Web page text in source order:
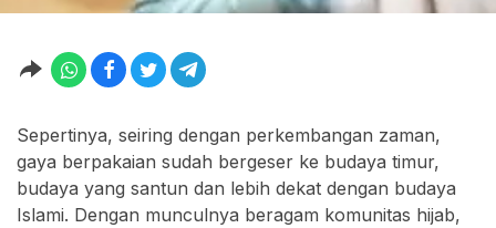
Sepertinya, seiring dengan perkembangan zaman,
gaya berpakaian sudah bergeser ke budaya timur,
budaya yang santun dan lebih dekat dengan budaya
Islami. Dengan munculnya beragam komunitas hijab,